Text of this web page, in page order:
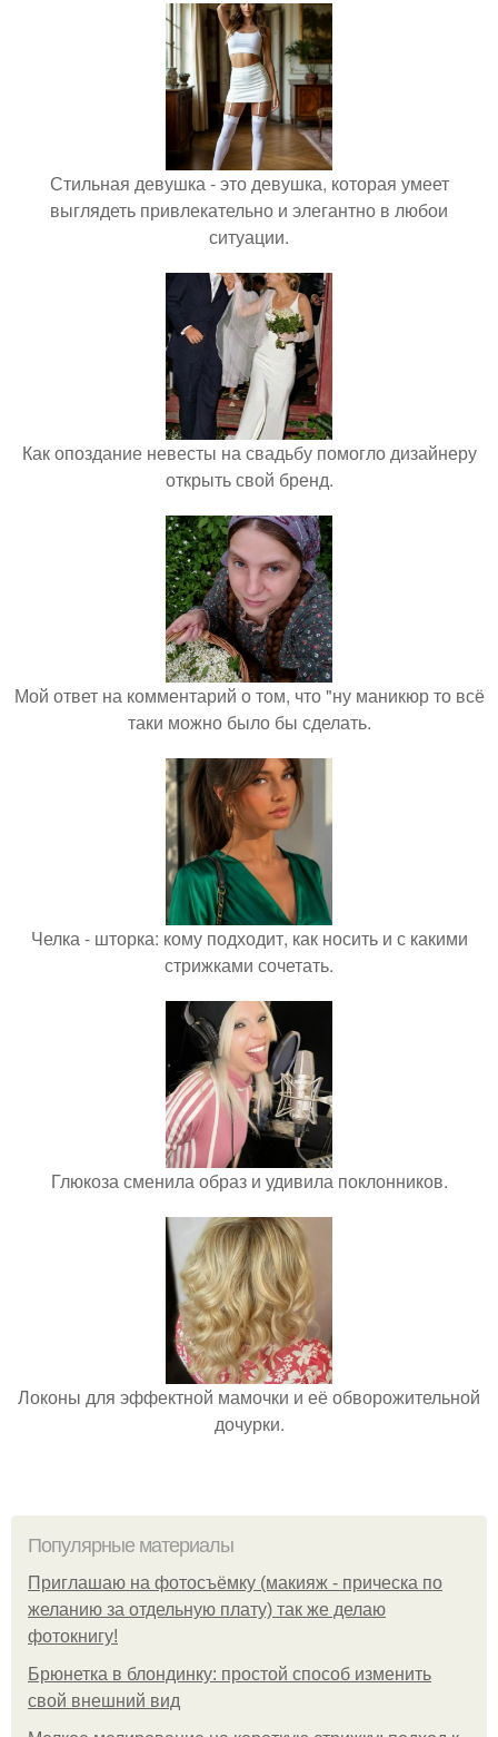
Стильная девушка - это девушка, которая умеет
выглядеть привлекательно и элегантно в любои
ситуации.
Как опоздание невесты на свадьбу помогло дизайнеру
открыть свой бренд.
Мой ответ на комментарий о том, что "ну маникюр то всё
таки можно было бы сделать.
Челка - шторка: кому подходит, как носить и с какими
стрижками сочетать.
Глюкоза сменила образ и удивила поклонников.
Локоны для эффектной мамочки и её обворожительной
дочурки.
Популярные материалы
Приглашаю на фотосъёмку (макияж - прическа по
желанию за отдельную плату) так же делаю
фотокнигу!
Брюнетка в блондинку: простой способ изменить
свой внешний вид